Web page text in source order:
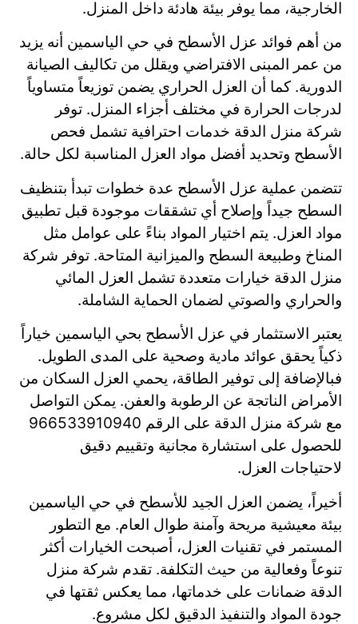
الخارجية، مما يوفر بيئة هادئة داخل المنزل.
من أهم فوائد عزل الأسطح في حي الياسمين أنه يزيد
من عمر المبنى الافتراضي ويقلل من تكاليف الصيانة
الدورية. كما أن العزل الحراري يضمن توزيعاً متساوياً
لدرجات الحرارة في مختلف أجزاء المنزل. توفر
شركة منزل الدقة خدمات احترافية تشمل فحص
الأسطح وتحديد أفضل مواد العزل المناسبة لكل حالة.
تتضمن عملية عزل الأسطح عدة خطوات تبدأ بتنظيف
السطح جيداً وإصلاح أي تشققات موجودة قبل تطبيق
مواد العزل. يتم اختيار المواد بناءً على عوامل مثل
المناخ وطبيعة السطح والميزانية المتاحة. توفر شركة
منزل الدقة خيارات متعددة تشمل العزل المائي
والحراري والصوتي لضمان الحماية الشاملة.
يعتبر الاستثمار في عزل الأسطح بحي الياسمين خياراً
ذكياً يحقق عوائد مادية وصحية على المدى الطويل.
فبالإضافة إلى توفير الطاقة، يحمي العزل السكان من
الأمراض الناتجة عن الرطوبة والعفن. يمكن التواصل
مع شركة منزل الدقة على الرقم 966533910940
للحصول على استشارة مجانية وتقييم دقيق
لاحتياجات العزل.
أخيراً، يضمن العزل الجيد للأسطح في حي الياسمين
بيئة معيشية مريحة وآمنة طوال العام. مع التطور
المستمر في تقنيات العزل، أصبحت الخيارات أكثر
تنوعاً وفعالية من حيث التكلفة. تقدم شركة منزل
الدقة ضمانات على خدماتها، مما يعكس ثقتها في
جودة المواد والتنفيذ الدقيق لكل مشروع.